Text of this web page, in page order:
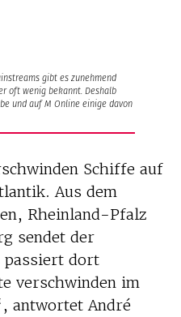
gibt es zunehmend
oft wenig bekannt. Deshalb
und auf M Online einige davon
Schiffe auf
Aus dem
Rheinland-Pfalz
sendet der
passiert dort
verschwinden im
antwortet André